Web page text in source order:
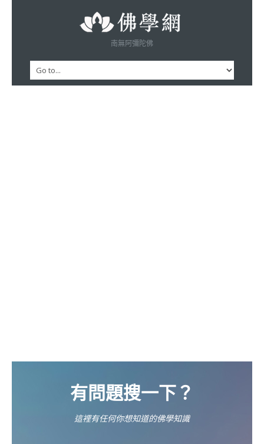
南無阿彌陀佛
有問題搜一下？
這裡有任何你想知道的佛學知識